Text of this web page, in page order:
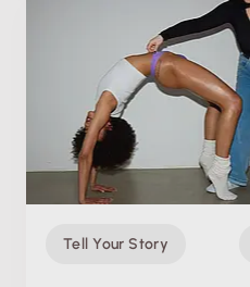
Tell Your Story